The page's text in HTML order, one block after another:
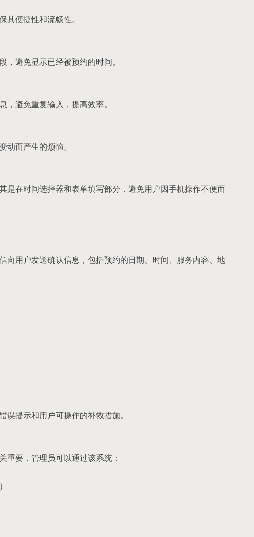
便捷性和流畅性。
避免显示已经被预约的时间。
避免重复输入，提高效率。
而产生的烦恼。
是在时间选择器和表单填写部分，避免用户因手机操作不便而
向用户发送确认信息，包括预约的日期、时间、服务内容、地
提示和用户可操作的补救措施。
重要，管理员可以通过该系统：